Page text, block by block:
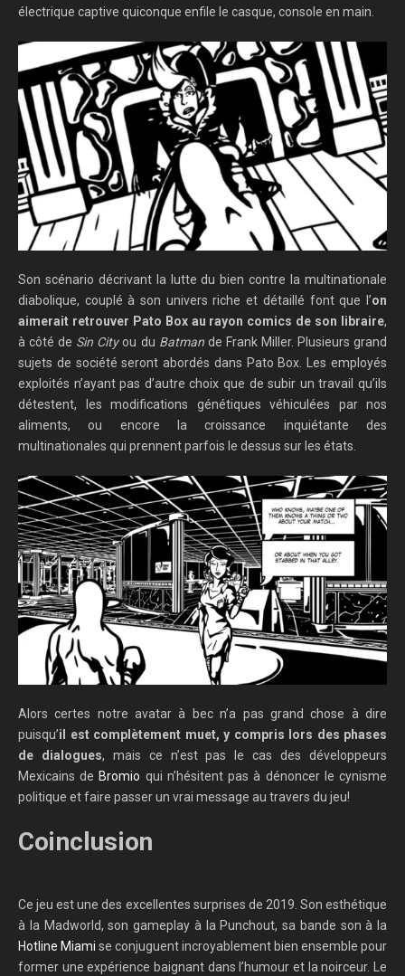
électrique captive quiconque enfile le casque, console en main.
Son scénario décrivant la lutte du bien contre la multinationale
diabolique, couplé à son univers riche et détaillé font que l’on
aimerait retrouver Pato Box au rayon comics de son libraire,
à côté de Sin Cityou du Batmande Frank Miller. Plusieurs grand
sujets de société seront abordés dans Pato Box. Les employés
exploités n’ayant pas d’autre choix que de subir un travail qu’ils
détestent, les modifications génétiques véhiculées par nos
aliments, ou encore la croissance inquiétante des
multinationales qui prennent parfois le dessus sur les états.
Alors certes notre avatar à bec n’a pas grand chose à dire
puisqu’il est complètement muet, y compris lors des phases
de dialogues, mais ce n’est pas le cas des développeurs
Mexicains de Bromio qui n’hésitent pas à dénoncer le cynisme
politique et faire passer un vrai message au travers du jeu!
Coinclusion
Ce jeu est une des excellentes surprises de 2019. Son esthétique
à la Madworld, son gameplay à la Punchout, sa bande son à la
Hotline Miami se conjuguent incroyablement bien ensemble pour
former une expérience baignant dans l’humour et la noirceur. Le